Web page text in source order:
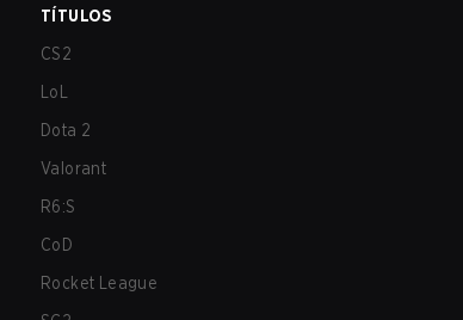
TÍTULOS
CS2
LoL
Dota 2
Valorant
R6:S
CoD
Rocket League